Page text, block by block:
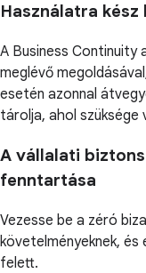
Használatra
A Business
meglévő
esetén azonnal
tárolja, ahol szüksége
A vállalati
fenntartása
Vezesse be a zéró
követelményeknek,
felett.